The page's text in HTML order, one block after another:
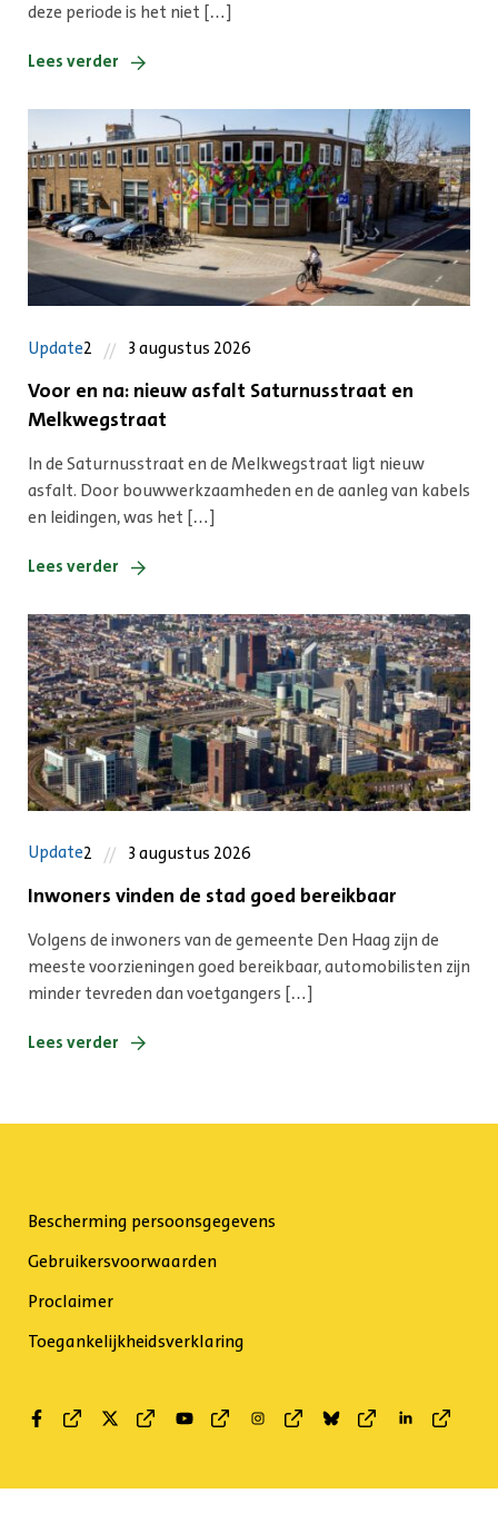
deze periode is het niet […]
Lees verder
Update2 3 augustus 2026
Voor en na: nieuw asfalt Saturnusstraat en
Melkwegstraat
In de Saturnusstraat en de Melkwegstraat ligt nieuw
asfalt. Door bouwwerkzaamheden en de aanleg van kabels
en leidingen, was het […]
Lees verder
Update2 3 augustus 2026
Inwoners vinden de stad goed bereikbaar
Volgens de inwoners van de gemeente Den Haag zijn de
meeste voorzieningen goed bereikbaar, automobilisten zijn
minder tevreden dan voetgangers […]
Lees verder
Bescherming persoonsgegevens
Gebruikersvoorwaarden
Proclaimer
Toegankelijkheidsverklaring
Facebook Twitter Youtube InstagramBluesky Linkedin